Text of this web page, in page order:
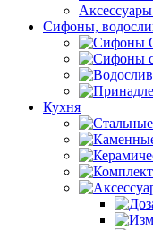
Сифоны,
Кухня